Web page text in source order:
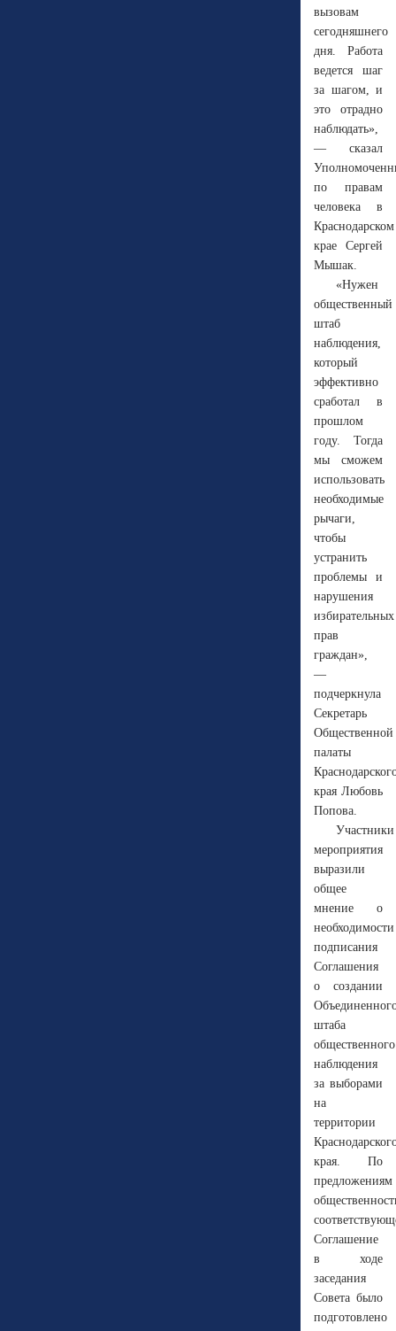
вызовам
сегодняшнего
дня. Работа
ведется шаг
за шагом, и
это отрадно
наблюдать»,
— сказал
по правам
человека в
Краснодарском
крае Сергей
Мышак.
«Нужен
общественный
штаб
наблюдения,
который
эффективно
сработал в
прошлом
году. Тогда
мы сможем
использовать
необходимые
рычаги,
чтобы
устранить
проблемы и
нарушения
избирательных
прав
граждан»,
—
подчеркнула
Секретарь
Общественной
палаты
края Любовь
Попова.
Участники
мероприятия
выразили
общее
мнение о
необходимости
подписания
Соглашения
о создании
штаба
общественного
наблюдения
за выборами
на
территории
края. По
предложениям
Соглашение
в ходе
заседания
Совета было
подготовлено